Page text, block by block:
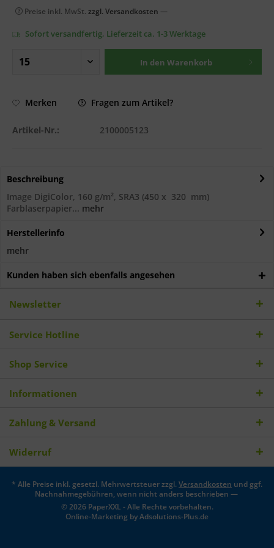
Preise inkl. MwSt. zzgl. Versandkosten —
Sofort versandfertig, Lieferzeit ca. 1-3 Werktage
In den Warenkorb
Merken Fragen zum Artikel?
Artikel-Nr.: 2100005123
Beschreibung
Image DigiColor, 160 g/m², SRA3 (450 x 320 mm)
Farblaserpapier... mehr
Herstellerinfo
mehr
Kunden haben sich ebenfalls angesehen
Newsletter
Service Hotline
Shop Service
Informationen
Zahlung & Versand
Widerruf
* Alle Preise inkl. gesetzl. Mehrwertsteuer zzgl.Versandkosten und ggf.
Nachnahmegebühren, wenn nicht anders beschrieben —
© 2026 PaperXXL - Alle Rechte vorbehalten.
Online-Marketing byAdsolutions-Plus.de